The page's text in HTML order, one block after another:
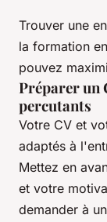
Trouver une
la formation
pouvez
Préparer un
percutants
Votre CV et
adaptés à
Mettez en
et votre
demander à